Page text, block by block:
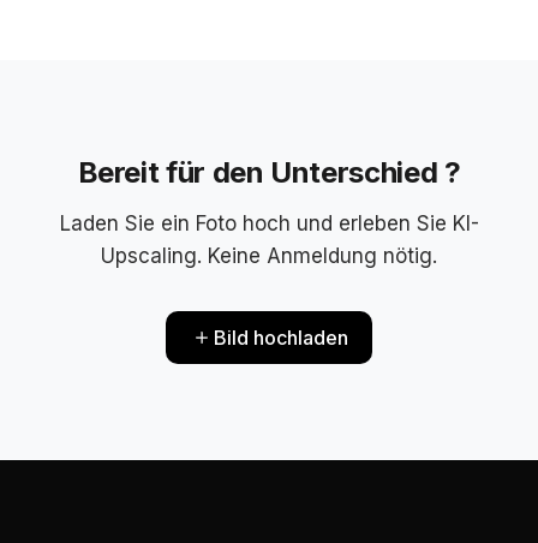
Bereit für den Unterschied ?
Laden Sie ein Foto hoch und erleben Sie KI-
Upscaling. Keine Anmeldung nötig.
Bild hochladen